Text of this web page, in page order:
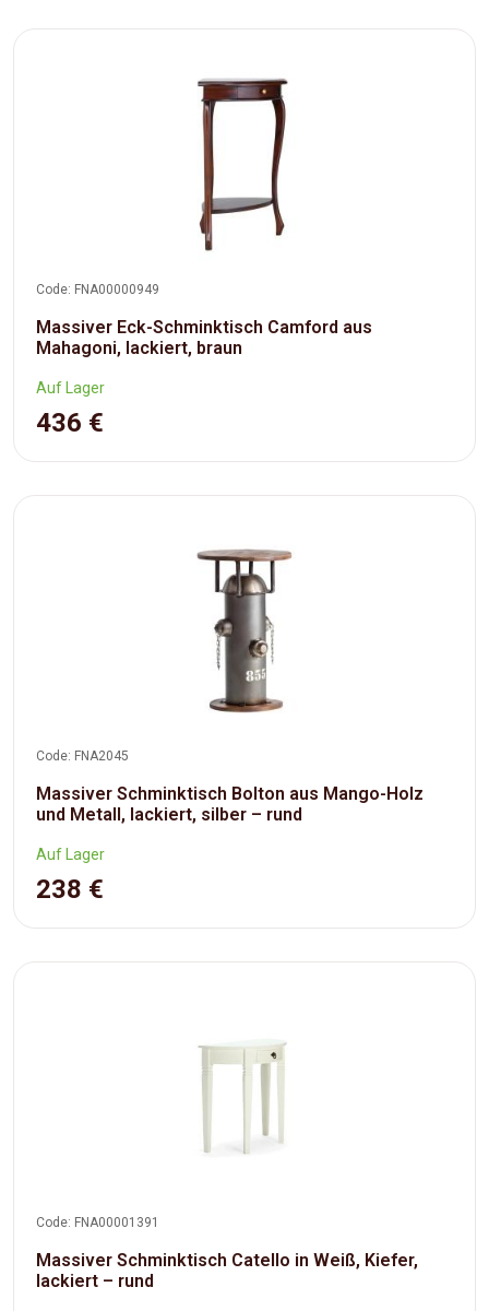
Code: FNA00000949
Massiver Eck-Schminktisch Camford aus
Mahagoni, lackiert, braun
Auf Lager
436 €
Code: FNA2045
Massiver Schminktisch Bolton aus Mango-Holz
und Metall, lackiert, silber – rund
Auf Lager
238 €
Code: FNA00001391
Massiver Schminktisch Catello in Weiß, Kiefer,
lackiert – rund